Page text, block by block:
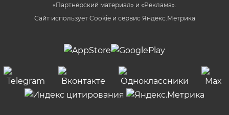
«Партнёрский материал» и «Реклама».
Сайт использует Cookie и сервиc Яндекс.Метрика